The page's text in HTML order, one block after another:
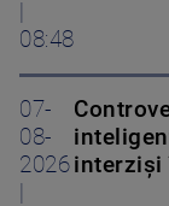
08:48
07-
08-
2026interziși